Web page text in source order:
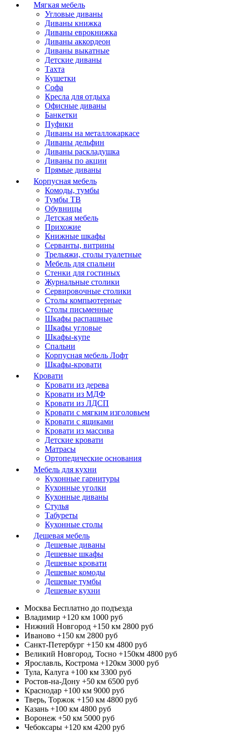
Мягкая мебель
Угловые диваны
Диваны книжка
Диваны еврокнижка
Диваны аккордеон
Диваны выкатные
Детские диваны
Тахта
Кушетки
Софа
Кресла для отдыха
Офисные диваны
Банкетки
Пуфики
Диваны на металлокаркасе
Диваны дельфин
Диваны раскладушка
Диваны по акции
Прямые диваны
Корпусная мебель
Комоды, тумбы
Тумбы ТВ
Обувницы
Детская мебель
Прихожие
Книжные шкафы
Серванты, витрины
Трельяжи, столы туалетные
Мебель для спальни
Стенки для гостиных
Журнальные столики
Сервировочные столики
Столы компьютерные
Столы письменные
Шкафы распашные
Шкафы угловые
Шкафы-купе
Спальни
Корпусная мебель Лофт
Шкафы-кровати
Кровати
Кровати из дерева
Кровати из МДФ
Кровати из ЛДСП
Кровати с мягким изголовьем
Кровати с ящиками
Кровати из массива
Детские кровати
Матрасы
Ортопедические основания
Мебель для кухни
Кухонные гарнитуры
Кухонные уголки
Кухонные диваны
Стулья
Табуреты
Кухонные столы
Дешевая мебель
Дешевые диваны
Дешевые шкафы
Дешевые кровати
Дешевые комоды
Дешевые тумбы
Дешевые кухни
Москва Бесплатно до подъезда
Владимир +120 км 1000 руб
Нижний Новгород +150 км 2800 руб
Иваново +150 км 2800 руб
Санкт-Петербург +150 км 4800 руб
Великий Новгород, Тосно +150км 4800 руб
Ярославль, Кострома +120км 3000 руб
Тула, Калуга +100 км 3300 руб
Ростов-на-Дону +50 км 6500 руб
Краснодар +100 км 9000 руб
Тверь, Торжок +150 км 4800 руб
Казань +100 км 4800 руб
Воронеж +50 км 5000 руб
Чебоксары +120 км 4200 руб